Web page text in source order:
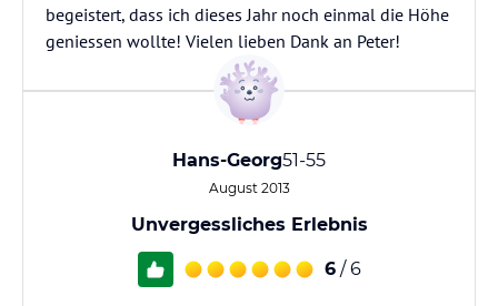
begeistert, dass ich dieses Jahr noch einmal die Höhe
geniessen wollte! Vielen lieben Dank an Peter!
Hans-Georg51-55
August 2013
Unvergessliches Erlebnis
6 / 6